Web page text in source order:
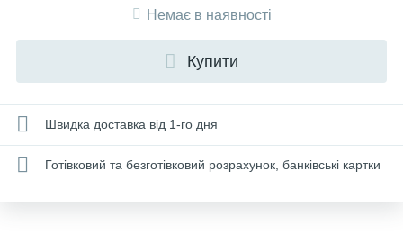
Немає в наявності
Купити
Швидка доставка від 1-го дня
Готівковий та безготівковий розрахунок, банківські картки